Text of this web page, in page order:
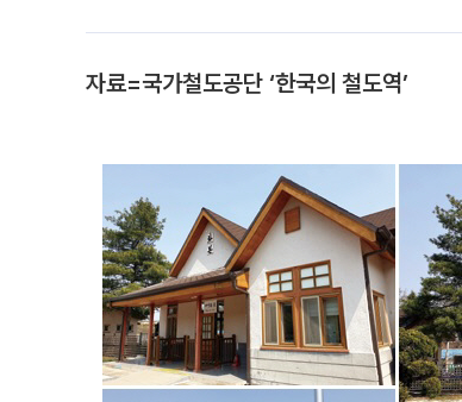
자료=국가철도공단 ‘한국의 철도역’